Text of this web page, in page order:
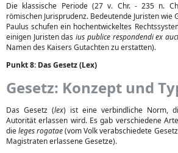
Die klassische Periode (27 v. Chr. - 235 n.
römischen Jurisprudenz. Bedeutende Juristen wie
Paulus schufen ein hochentwickeltes
einigen Juristen dasius publice respondendi ex
Namen des Kaisers Gutachten zu erstatten).
Punkt 8: Das Gesetz (Lex)
Gesetz: Konzept und
Das Gesetz (lex) ist eine verbindliche Norm,
Autorität erlassen wird. Es gab verschiedene
dieleges rogatae(vom Volk verabschiedete
Magistraten erlassene Gesetze).